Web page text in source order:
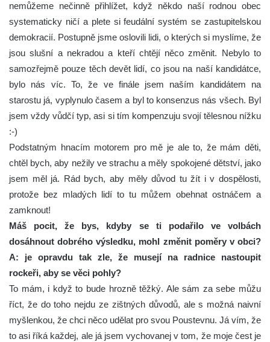
nemůžeme nečinně přihlížet, když někdo naší rodnou obec
systematicky ničí a plete si feudální systém se zastupitelskou
demokracií. Postupně jsme oslovili lidi, o kterých si myslíme, že
jsou slušní a nekradou a kteří chtějí něco změnit. Nebylo to
samozřejmě pouze těch devět lidí, co jsou na naší kandidátce,
bylo nás víc. To, že ve finále jsem naším kandidátem na
starostu já, vyplynulo časem a byl to konsenzus nás všech. Byl
jsem vždy vůdčí typ, asi si tím kompenzuju svojí tělesnou nížku
:-)
Podstatným hnacím motorem pro mě je ale to, že mám děti,
chtěl bych, aby nežily ve strachu a měly spokojené dětství, jako
jsem měl já. Rád bych, aby měly důvod tu žít i v dospělosti,
protože bez mladých lidí to tu můžem obehnat ostnáčem a
zamknout!
Máš pocit, že bys, kdyby se ti podařilo ve volbách
dosáhnout dobrého výsledku, mohl změnit poměry v obci?
A: je opravdu tak zle, že musejí na radnice nastoupit
rockeři, aby se věci pohly?
To mám, i když to bude hrozně těžký. Ale sám za sebe můžu
říct, že do toho nejdu ze zištných důvodů, ale s možná naivní
myšlenkou, že chci něco udělat pro svou Poustevnu. Já vím, že
to asi říká každej, ale já jsem vychovanej v tom, že moje čest je